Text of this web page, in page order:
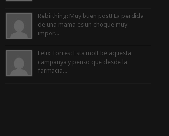
Rebirthing: Muy buen post! La perdida
de una mama es un choque muy
impor...
Felix Torres: Esta molt bé aquesta
campanya y penso que desde la
farmacia...